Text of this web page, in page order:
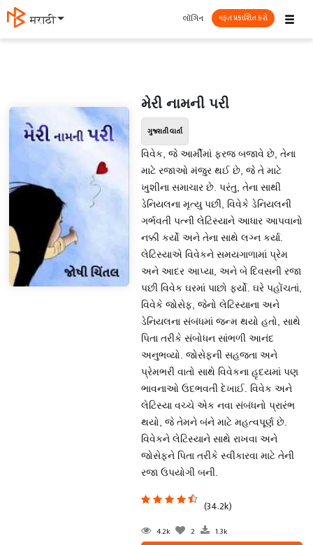
मराठी ☰
લૉગિન મફત પ્રકાશિત કરો
મેરી નામની પરી
ગુજરાતી વાર્તા
વિવેક, જે આર્મીમાં ફરજ બજાવે છે, તેના
માટે રજાઓ મંજુર થઈ છે, જે તે માટે
ખુશીના સમાચાર છે. પરંતુ, તેના સાથી
ડેનિયલના મૃત્યુ પછી, વિવેકે ડેનિયલની
ગર્ભવતી પત્ની લેટિસ્યાને આધાર આપવાનો
નક્કી કર્યો અને તેના સાથે લગ્ન કર્યા.
લેટિસ્યાએ વિવેકને સમયગાળામાં પ્રેમ
અને આદર આપ્યા, અને બે દિવસની રજા
પછી વિવેક ઘરમાં પાછો ફર્યો. ઘરે પહોંચતાં,
વિવેકે જોસેફ, જેનો લેટિસ્યાના અને
ડેનિયલના સંબંધમાં જન્મ થયો હતો, સાથે
પિતા તરીકે સંબોધન સાંભળી આનંદ
અનુભવ્યો. જોસેફની સહજતા અને
પ્રેમભરી વાતો સાથે વિવેકના હૃદયમાં પણ
ભાવનાઓ ઉદભવતી દેખાઈ. વિવેક અને
લેટિસ્યા વચ્ચે એક નવા સંબંધનો પ્રારંભ
થયો, જે તેમને બંને માટે મહત્વપૂર્ણ છે.
વિવેકને લેટિસ્યાને સાથે રાખવા અને
જોસેફને પિતા તરીકે સ્વીકારવા માટે તેની
રજા ઉપયોગી બની.
(34.2k)
4.2k 2 1.3k